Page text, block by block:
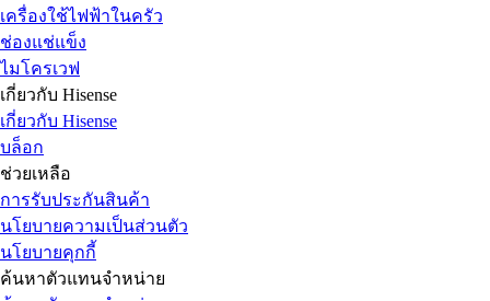
เครื่องใช้ไฟฟ้าในครัว
ช่องแช่แข็ง
ไมโครเวฟ
เกี่ยวกับ Hisense
เกี่ยวกับ Hisense
บล็อก
ช่วยเหลือ
การรับประกันสินค้า
นโยบายความเป็นส่วนตัว
นโยบายคุกกี้
ค้นหาตัวแทนจำหน่าย